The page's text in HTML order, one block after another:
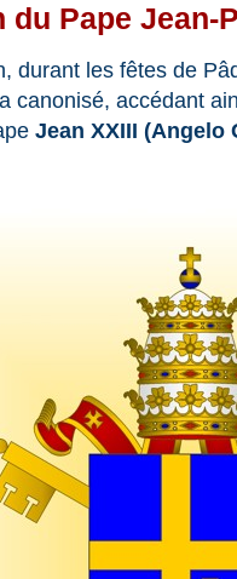
du Pape Jean-
durant les fêtes de
canonisé, accédant
Jean XXIII (Angelo